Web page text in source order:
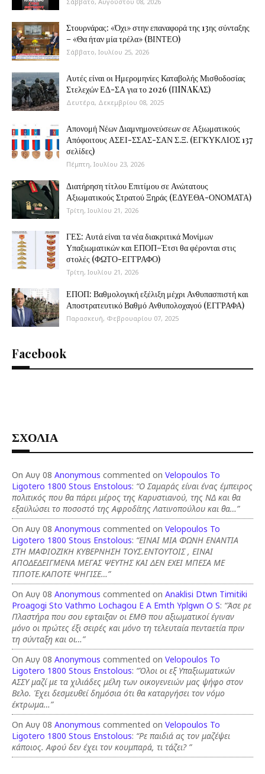
Στουρνάρας: «Όχι» στην επαναφορά της 13ης σύνταξης
– «Θα ήταν μία τρέλα» (ΒΙΝΤΕΟ)
Σάββατο, Ιουλίου 25, 2026
Αυτές είναι οι Ημερομηνίες Καταβολής Μισθοδοσίας
Στελεχών ΕΔ-ΣΑ για το 2026 (ΠINAKAΣ)
Δευτέρα, Δεκεμβρίου 08, 2025
Απονομή Νέων Διαμνημονεύσεων σε Αξιωματικούς
Απόφοιτους ΑΣΕΙ-ΣΣΑΣ-ΣΑΝ Σ.Ξ. (ΕΓΚΥΚΛΙΟΣ 137
σελίδες)
Πέμπτη, Ιουλίου 23, 2026
Διατήρηση τίτλου Επιτίμου σε Ανώτατους
Αξιωματικούς Στρατού Ξηράς (ΕΔΥΕΘΑ-ΟΝΟΜΑΤΑ)
Τρίτη, Ιουλίου 21, 2026
ΓΕΣ: Αυτά είναι τα νέα διακριτικά Μονίμων
Υπαξιωματικών και ΕΠΟΠ–Έτσι θα φέρονται στις
στολές (ΦΩΤΟ-ΕΓΓΡΑΦΟ)
Τρίτη, Ιουλίου 21, 2026
ΕΠΟΠ: Βαθμολογική εξέλιξη μέχρι Ανθυπασπιστή και
Αποστρατευτικό Βαθμό Ανθυπολοχαγού (ΕΓΓΡΑΦΑ)
Παρασκευή, Φεβρουαρίου 07, 2025
Facebook
ΣΧΟΛΙΑ
On Αυγ 08 Anonymous commented on Velopoulos To
Ligotero 1800 Stous Enstolous: “Ο Σαμαράς είναι ένας έμπειρος
πολιτικός που θα πάρει μέρος της Καρυστιανού, της ΝΔ και θα
εξαϋλώσει το ποσοστό της Αφροδίτης Λατινοπούλου και θα…”
On Αυγ 08 Anonymous commented on Velopoulos To
Ligotero 1800 Stous Enstolous: “ΕΙΝΑΙ ΜΙΑ ΦΩΝΗ ΕΝΑΝΤΙΑ
ΣΤΗ ΜΑΦΙΟΖΙΚΗ ΚΥΒΕΡΝΗΣΗ ΤΟΥΣ.ΕΝΤΟΥΤΟΙΣ , ΕΙΝΑΙ
ΑΠΟΔΕΔΕΙΓΜΕΝΑ ΜΕΓΑΣ ΨΕΥΤΗΣ ΚΑΙ ΔΕΝ ΕΧΕΙ ΜΠΕΣΑ ΜΕ
ΤΙΠΟΤΕ.ΚΑΠΟΤΕ ΨΗΓΙΣΕ…”
On Αυγ 08 Anonymous commented on Anaklisi Dtwn Timitiki
Proagogi Sto Vathmo Lochagou E A Emth Yplgwn O S: “Άσε ρε
Πλαστήρα που σου εφταιξαν οι ΕΜΘ που αξιωματικοί έγιναν
μόνο οι πρώτες έξι σειρές και μόνο τη τελευταία πενταετία πριν
τη σύνταξη και οι…”
On Αυγ 08 Anonymous commented on Velopoulos To
Ligotero 1800 Stous Enstolous: “Όλοι οι εξ Υπαξιωματικών
ΑΣΣΥ μαζί με τα χιλιάδες μέλη των οικογενειών μας ψήφο στον
Βελο. Έχει δεσμευθεί δημόσια ότι θα καταργήσει τον νόμο
έκτρωμα…”
On Αυγ 08 Anonymous commented on Velopoulos To
Ligotero 1800 Stous Enstolous: “Ρε παιδιά ας τον μαζέψει
κάποιος. Αφού δεν έχει τον κουμπαρά, τι τάζει? ”